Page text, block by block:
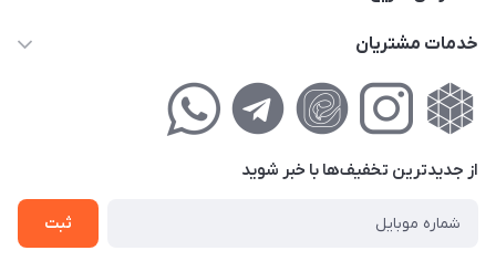
کوچه گلریز 4 غربی ، پلاک 13
حساب کاربری
لیست محصولات
خدمات مشتریان
راهنمای‌خرید‌آنلاین
حریم خصوصی
فروش‌اقساطی
از جدید‌ترین تخفیف‌ها با‌ خبر شوید
ثبت